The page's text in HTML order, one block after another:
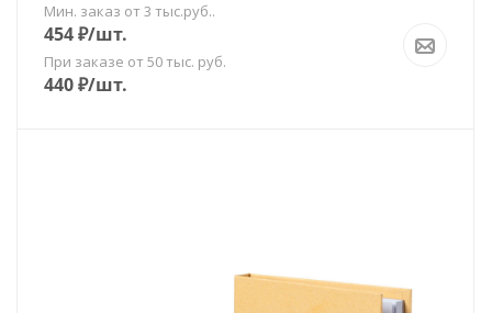
Мин. заказ от 3 тыс.руб..
454₽/шт.
При заказе от 50 тыс. руб.
440₽/шт.